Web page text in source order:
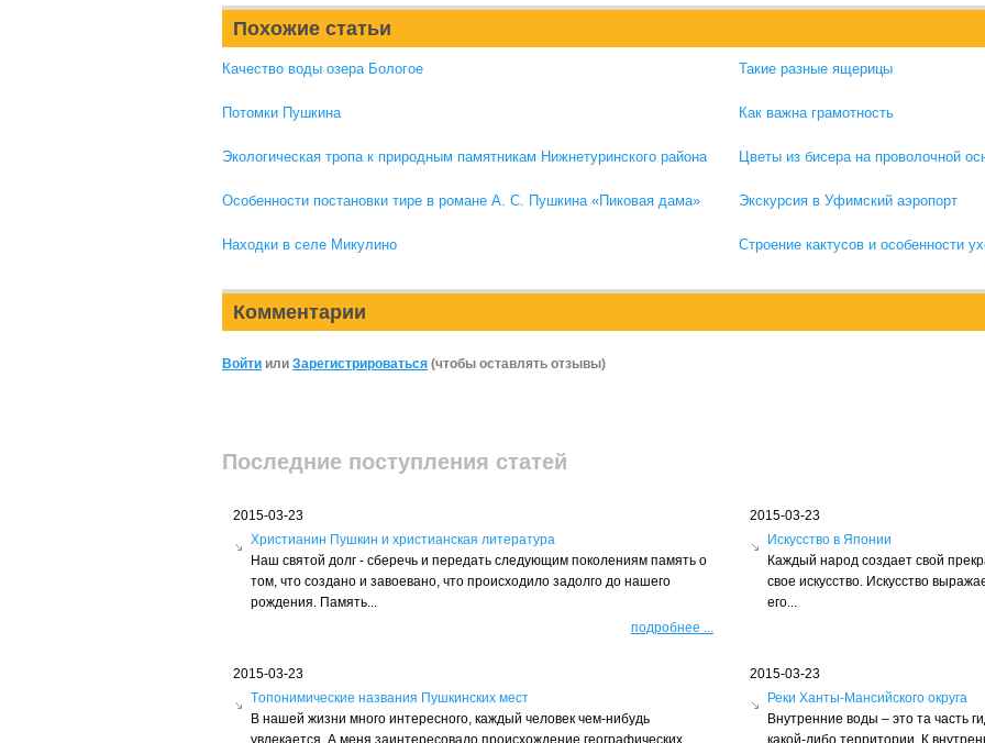
Похожие статьи
Качество воды озера Бологое
Потомки Пушкина
Экологическая тропа к природным памятникам Нижнетуринского района
Особенности постановки тире в романе А. С. Пушкина «Пиковая дама»
Находки в селе Микулино
Такие разные ящерицы
Как важна грамотность
Цветы из бисера на проволочной
Экскурсия в Уфимский аэропорт
Строение кактусов и особенности
Комментарии
Войти или Зарегистрироваться (чтобы оставлять отзывы)
Последние поступления статей
2015-03-23
Христианин Пушкин и христианская литература
Наш святой долг - сберечь и передать следующим поколениям память о
том, что создано и завоевано, что происходило задолго до нашего
рождения. Память...
подробнее ...
2015-03-23
Искусство в Японии
Каждый народ создает свой
свое искусство. Искусство
его...
2015-03-23
Tопонимические названия Пушкинских мест
В нашей жизни много интересного, каждый человек чем-нибудь
увлекается. А меня заинтересовало происхождение географических
2015-03-23
Реки Ханты-Мансийского округа
Внутренние воды – это та часть
какой-либо территории. К